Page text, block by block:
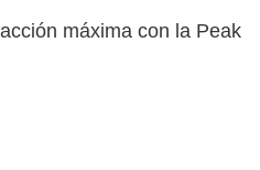
máxima con la Peak